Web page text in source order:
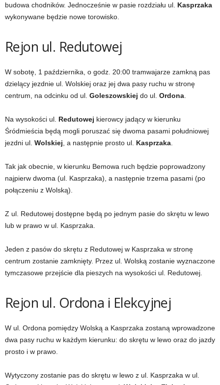
budowa chodników. Jednocześnie w pasie rozdziału ul. Kasprzaka
wykonywane będzie nowe torowisko.
Rejon ul. Redutowej
W sobotę, 1 października, o godz. 20:00 tramwajarze zamkną pas
dzielący jezdnie ul. Wolskiej oraz jej dwa pasy ruchu w stronę
centrum, na odcinku od ul. Goleszowskiej do ul. Ordona
Na wysokości ul. Redutowej kierowcy jadący w kierunku
Śródmieścia będą mogli poruszać się dwoma pasami południowej
jezdni ul. Wolskiej , a następnie prosto ul. Kasprzaka
Tak jak obecnie, w kierunku Bemowa ruch będzie poprowadzony
najpierw dwoma (ul. Kasprzaka), a następnie trzema pasami (po
połączeniu z Wolską).
Z ul. Redutowej dostępne będą po jednym pasie do skrętu w lewo
lub w prawo w ul. Kasprzaka.
Jeden z pasów do skrętu z Redutowej w Kasprzaka w stronę
centrum zostanie zamknięty. Przez ul. Wolską zostanie wyznaczone
tymczasowe przejście dla pieszych na wysokości ul. Redutowej.
Rejon ul. Ordona i Elekcyjnej
W ul. Ordona pomiędzy Wolską a Kasprzaka zostaną wprowadzone
dwa pasy ruchu w każdym kierunku: do skrętu w lewo oraz do jazdy
prosto i w prawo.
Wytyczony zostanie pas do skrętu w lewo z ul. Kasprzaka w ul.